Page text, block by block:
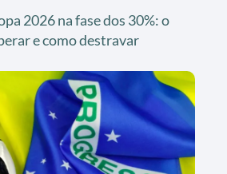
2026 na fase dos 30%: o
e como destravar